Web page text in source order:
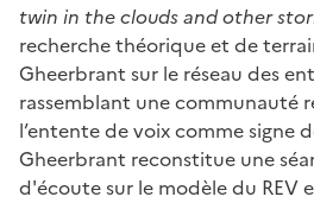
twin in the clouds and other
recherche théorique et de
Gheerbrant sur le réseau des
rassemblant une communauté
l’entente de voix comme signe
Gheerbrant reconstitue une
d'écoute sur le modèle du REV